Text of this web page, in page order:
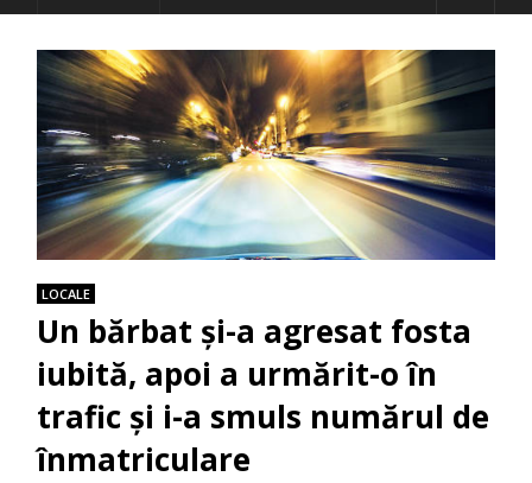
LOCALE
Un bărbat și-a agresat fosta
iubită, apoi a urmărit-o în
trafic și i-a smuls numărul de
înmatriculare